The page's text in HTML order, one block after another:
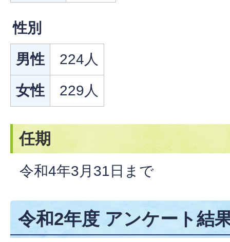
性別
男性
224人
女性
229人
任期
令和4年3月31日まで
令和2年度 アンケート結